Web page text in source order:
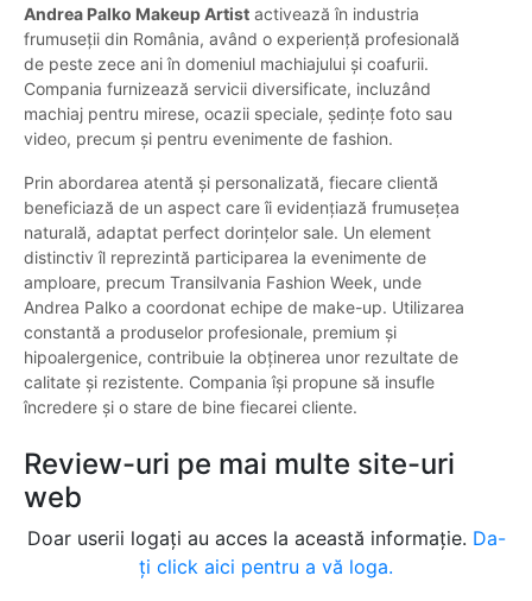
Andrea Palko Makeup Artist activează în industria
frumuseții din România, având o experiență profesională
de peste zece ani în domeniul machiajului și coafurii.
Compania furnizează servicii diversificate, incluzând
machiaj pentru mirese, ocazii speciale, ședințe foto sau
video, precum și pentru evenimente de fashion.
Prin abordarea atentă și personalizată, fiecare clientă
beneficiază de un aspect care îi evidențiază frumusețea
naturală, adaptat perfect dorințelor sale. Un element
distinctiv îl reprezintă participarea la evenimente de
amploare, precum Transilvania Fashion Week, unde
Andrea Palko a coordonat echipe de make-up. Utilizarea
constantă a produselor profesionale, premium și
hipoalergenice, contribuie la obținerea unor rezultate de
calitate și rezistente. Compania își propune să insufle
încredere și o stare de bine fiecarei cliente.
Review-uri pe mai multe site-uri
web
Doar userii logați au acces la această informație. Da-
ți click aici pentru a vă loga.